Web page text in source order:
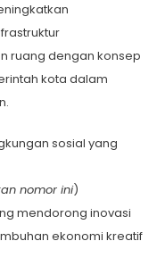
ruang dengan konsep
kota dalam
sosial yang
nomor ini)
mendorong inovasi
ekonomi kreatif